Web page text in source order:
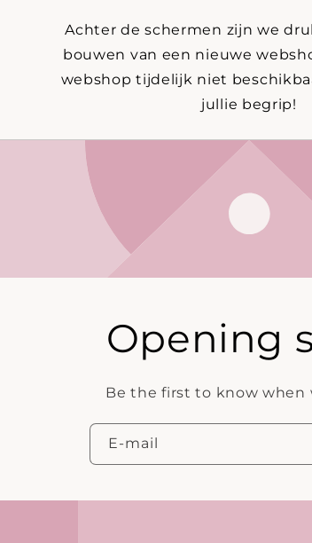
Achter de schermen zijn we
bouwen van een nieuwe
webshop tijdelijk niet
jullie begrip!
Opening
Be the first to know when
E‑mail